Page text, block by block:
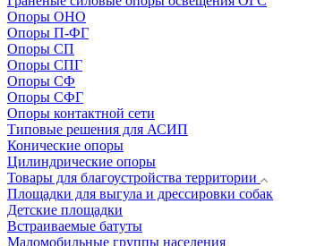
Опоры ОНО
Опоры П-ФГ
Опоры СП
Опоры СПГ
Опоры СФ
Опоры СФГ
Опоры контактной сети
Типовые решения для АСИП
Конические опоры
Цилиндрические опоры
Товары для благоустройства территории
Площадки для выгула и дрессировки собак
Детские площадки
Встраиваемые батуты
Маломобильные группы населения